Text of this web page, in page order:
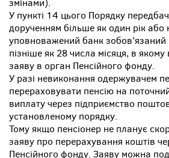
змінами).
У пункті 14 цього Порядку
дорученням більше як один рік
уповноважений банк зобов’язаний
пізніше як 28 числа місяця, в
заяву в орган Пенсійного фонду.
У разі невиконання одержувачем
перераховувати пенсію на
виплату через підприємство
установленому порядку.
Тому якщо пенсіонер не планує
заяву про перерахування коштів
Пенсійного фонду. Заяву можна